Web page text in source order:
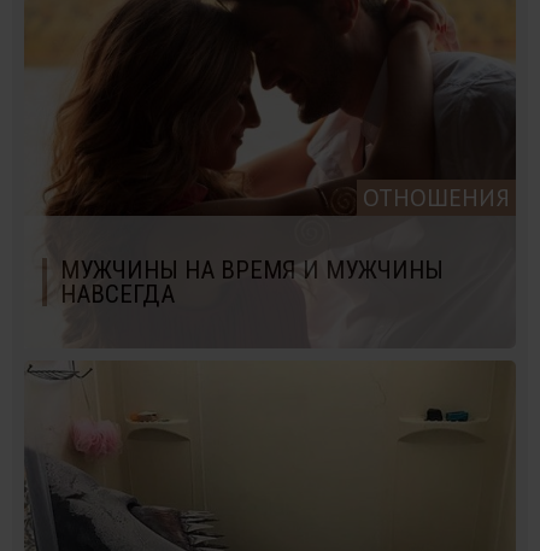
ОТНОШЕНИЯ
МУЖЧИНЫ НА ВРЕМЯ И МУЖЧИНЫ
НАВСЕГДА